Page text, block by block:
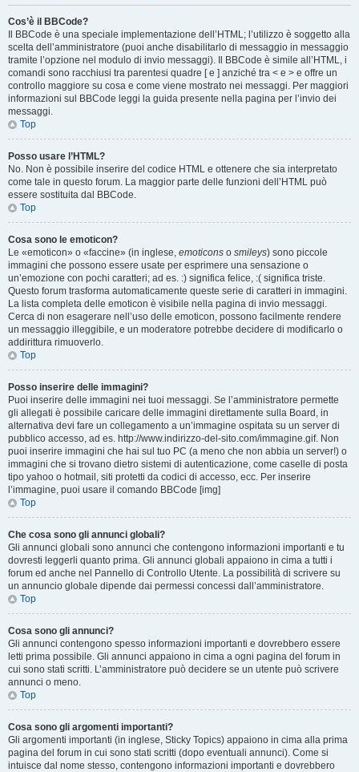
Cos’è il BBCode?
Il BBCode è una speciale implementazione dell’HTML; l’utilizzo è soggetto alla
scelta dell’amministratore (puoi anche disabilitarlo di messaggio in messaggio
tramite l’opzione nel modulo di invio messaggi). Il BBCode è simile all’HTML, i
comandi sono racchiusi tra parentesi quadre [ e ] anziché tra < e > e offre un
controllo maggiore su cosa e come viene mostrato nei messaggi. Per maggiori
informazioni sul BBCode leggi la guida presente nella pagina per l’invio dei
messaggi.
Top
Posso usare l’HTML?
No. Non è possibile inserire del codice HTML e ottenere che sia interpretato
come tale in questo forum. La maggior parte delle funzioni dell’HTML può
essere sostituita dal BBCode.
Top
Cosa sono le emoticon?
Le «emoticon» o «faccine» (in inglese, emoticons o smileys) sono piccole
immagini che possono essere usate per esprimere una sensazione o
un’emozione con pochi caratteri; ad es. :) significa felice, :( significa triste.
Questo forum trasforma automaticamente queste serie di caratteri in immagini.
La lista completa delle emoticon è visibile nella pagina di invio messaggi.
Cerca di non esagerare nell’uso delle emoticon, possono facilmente rendere
un messaggio illeggibile, e un moderatore potrebbe decidere di modificarlo o
addirittura rimuoverlo.
Top
Posso inserire delle immagini?
Puoi inserire delle immagini nei tuoi messaggi. Se l’amministratore permette
gli allegati è possibile caricare delle immagini direttamente sulla Board, in
alternativa devi fare un collegamento a un’immagine ospitata su un server di
pubblico accesso, ad es. http://www.indirizzo-del-sito.com/immagine.gif. Non
puoi inserire immagini che hai sul tuo PC (a meno che non abbia un server!) o
immagini che si trovano dietro sistemi di autenticazione, come caselle di posta
tipo yahoo o hotmail, siti protetti da codici di accesso, ecc. Per inserire
l’immagine, puoi usare il comando BBCode [img]
Top
Che cosa sono gli annunci globali?
Gli annunci globali sono annunci che contengono informazioni importanti e tu
dovresti leggerli quanto prima. Gli annunci globali appaiono in cima a tutti i
forum ed anche nel Pannello di Controllo Utente. La possibilità di scrivere su
un annuncio globale dipende dai permessi concessi dall’amministratore.
Top
Cosa sono gli annunci?
Gli annunci contengono spesso informazioni importanti e dovrebbero essere
letti prima possibile. Gli annunci appaiono in cima a ogni pagina del forum in
cui sono stati scritti. L’amministratore può decidere se un utente può scrivere
annunci o meno.
Top
Cosa sono gli argomenti importanti?
Gli argomenti importanti (in inglese, Sticky Topics) appaiono in cima alla prima
pagina del forum in cui sono stati scritti (dopo eventuali annunci). Come si
intuisce dal nome stesso, contengono informazioni importanti e dovrebbero